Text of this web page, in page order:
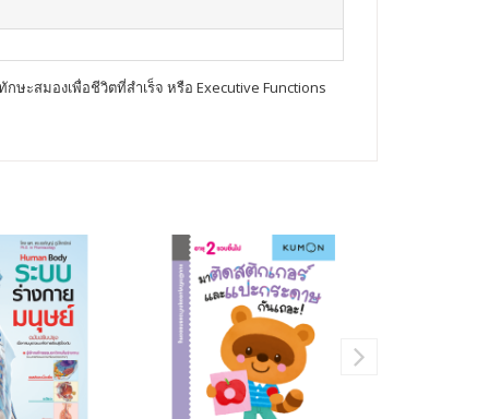
ษะสมองเพื่อชีวิตที่สำเร็จ หรือ Executive Functions